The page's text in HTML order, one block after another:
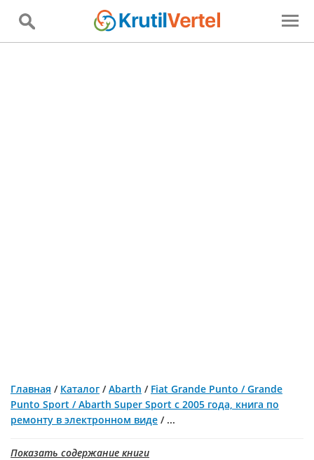
Главная / Каталог /Abarth / Fiat Grande Punto / Grande
Punto Sport / Abarth Super Sport с 2005 года, книга по
ремонту в электронном виде / ...
Показать содержание книги